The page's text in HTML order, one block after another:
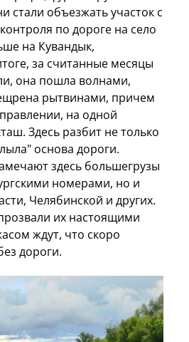
стали объезжать участок с
по дороге на село
на Кувандык,
за считанные месяцы
она пошла волнами,
рытвинами, причем
на одной
Здесь разбит не только
основа дороги.
здесь большегрузы
номерами, но и
Челябинской и других.
их настоящими
ждут, что скоро
дороги.